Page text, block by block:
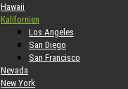
Hawaii
Kalifornien
Los Angeles
San Diego
San Francisco
Nevada
New York